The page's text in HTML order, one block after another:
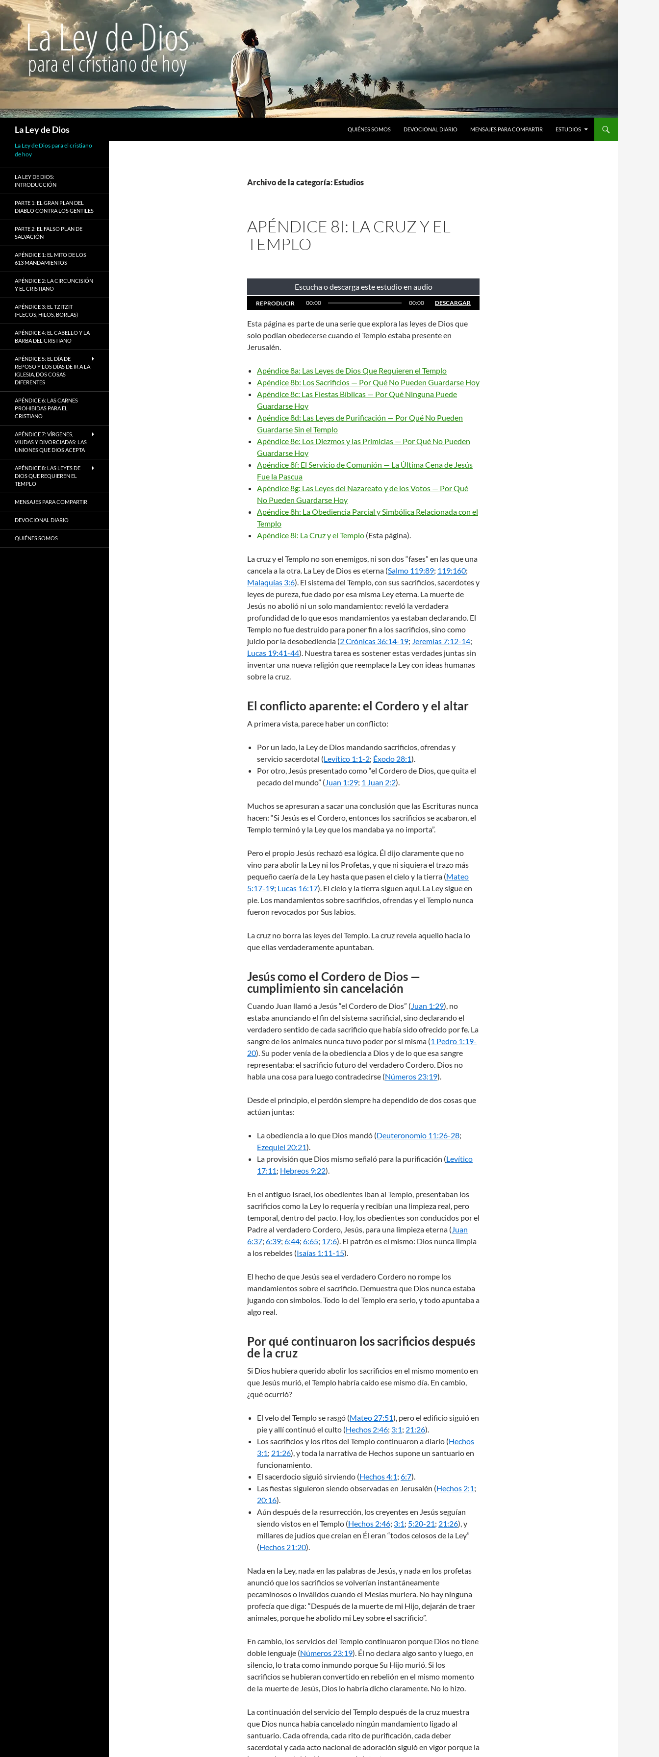
La Ley de Dios
QUIÉNES SOMOS
DEVOCIONAL DIARIO MENSAJES PARA COMPARTIR ESTUDIOS
Archivo de la categoría: Estudios
APÉNDICE 8I: LA CRUZ Y EL
TEMPLO
Escucha o descarga este estudio en audio
REPRODUCIR 00:00 00:00 DESCARGAR
Esta página es parte de una serie que explora las leyes de Dios que
solo podían obedecerse cuando el Templo estaba presente en
Jerusalén.
Apéndice 8a: Las Leyes de Dios Que Requieren el Templo
Apéndice 8b: Los Sacrificios — Por Qué No Pueden Guardarse Hoy
Apéndice 8c: Las Fiestas Bíblicas — Por Qué Ninguna Puede
Guardarse Hoy
Apéndice 8d: Las Leyes de Purificación — Por Qué No Pueden
Guardarse Sin el Templo
Apéndice 8e: Los Diezmos y las Primicias — Por Qué No Pueden
Guardarse Hoy
Apéndice 8f: El Servicio de Comunión — La Última Cena de Jesús
Fue la Pascua
Apéndice 8g: Las Leyes del Nazareato y de los Votos — Por Qué
No Pueden Guardarse Hoy
Apéndice 8h: La Obediencia Parcial y Simbólica Relacionada con el
Templo
Apéndice 8i: La Cruz y el Templo (Esta página).
La cruz y el Templo no son enemigos, ni son dos “fases” en las que una
cancela a la otra. La Ley de Dios es eterna (Salmo 119:89; 119:160;
Malaquías 3:6). El sistema del Templo, con sus sacrificios, sacerdotes y
leyes de pureza, fue dado por esa misma Ley eterna. La muerte de
Jesús no abolió ni un solo mandamiento: reveló la verdadera
profundidad de lo que esos mandamientos ya estaban declarando. El
Templo no fue destruido para poner fin a los sacrificios, sino como
juicio por la desobediencia (2 Crónicas 36:14-19; Jeremías 7:12-14;
Lucas 19:41-44). Nuestra tarea es sostener estas verdades juntas sin
inventar una nueva religión que reemplace la Ley con ideas humanas
sobre la cruz.
El conflicto aparente: el Cordero y el altar
A primera vista, parece haber un conflicto:
Por un lado, la Ley de Dios mandando sacrificios, ofrendas y
servicio sacerdotal (Levítico 1:1-2; Éxodo 28:1).
Por otro, Jesús presentado como “el Cordero de Dios, que quita el
pecado del mundo” (Juan 1:29; 1 Juan 2:2).
Muchos se apresuran a sacar una conclusión que las Escrituras nunca
hacen: “Si Jesús es el Cordero, entonces los sacrificios se acabaron, el
Templo terminó y la Ley que los mandaba ya no importa”.
Pero el propio Jesús rechazó esa lógica. Él dijo claramente que no
vino para abolir la Ley ni los Profetas, y que ni siquiera el trazo más
pequeño caería de la Ley hasta que pasen el cielo y la tierra (Mateo
5:17-19; Lucas 16:17). El cielo y la tierra siguen aquí. La Ley sigue en
pie. Los mandamientos sobre sacrificios, ofrendas y el Templo nunca
fueron revocados por Sus labios.
La cruz no borra las leyes del Templo. La cruz revela aquello hacia lo
que ellas verdaderamente apuntaban.
Jesús como el Cordero de Dios —
cumplimiento sin cancelación
Cuando Juan llamó a Jesús “el Cordero de Dios” (Juan 1:29), no
estaba anunciando el fin del sistema sacrificial, sino declarando el
verdadero sentido de cada sacrificio que había sido ofrecido por fe. La
sangre de los animales nunca tuvo poder por sí misma (1 Pedro 1:19-
20). Su poder venía de la obediencia a Dios y de lo que esa sangre
representaba: el sacrificio futuro del verdadero Cordero. Dios no
habla una cosa para luego contradecirse (Números 23:19).
Desde el principio, el perdón siempre ha dependido de dos cosas que
actúan juntas:
La obediencia a lo que Dios mandó (Deuteronomio 11:26-28;
Ezequiel 20:21).
La provisión que Dios mismo señaló para la purificación (Levítico
17:11; Hebreos 9:22).
En el antiguo Israel, los obedientes iban al Templo, presentaban los
sacrificios como la Ley lo requería y recibían una limpieza real, pero
temporal, dentro del pacto. Hoy, los obedientes son conducidos por el
Padre al verdadero Cordero, Jesús, para una limpieza eterna (Juan
6:37; 6:39; 6:44; 6:65; 17:6). El patrón es el mismo: Dios nunca limpia
a los rebeldes (Isaías 1:11-15).
El hecho de que Jesús sea el verdadero Cordero no rompe los
mandamientos sobre el sacrificio. Demuestra que Dios nunca estaba
jugando con símbolos. Todo lo del Templo era serio, y todo apuntaba a
algo real.
Por qué continuaron los sacrificios después
de la cruz
Si Dios hubiera querido abolir los sacrificios en el mismo momento en
que Jesús murió, el Templo habría caído ese mismo día. En cambio,
¿qué ocurrió?
El velo del Templo se rasgó (Mateo 27:51), pero el edificio siguió en
pie y allí continuó el culto (Hechos 2:46; 3:1; 21:26).
Los sacrificios y los ritos del Templo continuaron a diario (Hechos
3:1; 21:26), y toda la narrativa de Hechos supone un santuario en
funcionamiento.
El sacerdocio siguió sirviendo (Hechos 4:1; 6:7).
Las fiestas siguieron siendo observadas en Jerusalén (Hechos 2:1;
20:16).
Aún después de la resurrección, los creyentes en Jesús seguían
siendo vistos en el Templo (Hechos 2:46; 3:1; 5:20-21; 21:26), y
millares de judíos que creían en Él eran “todos celosos de la Ley”
(Hechos 21:20).
Nada en la Ley, nada en las palabras de Jesús, y nada en los profetas
anunció que los sacrificios se volverían instantáneamente
pecaminosos o inválidos cuando el Mesías muriera. No hay ninguna
profecía que diga: “Después de la muerte de mi Hijo, dejarán de traer
animales, porque he abolido mi Ley sobre el sacrificio”.
En cambio, los servicios del Templo continuaron porque Dios no tiene
doble lenguaje (Números 23:19). Él no declara algo santo y luego, en
silencio, lo trata como inmundo porque Su Hijo murió. Si los
sacrificios se hubieran convertido en rebelión en el mismo momento
de la muerte de Jesús, Dios lo habría dicho claramente. No lo hizo.
La continuación del servicio del Templo después de la cruz muestra
que Dios nunca había cancelado ningún mandamiento ligado al
santuario. Cada ofrenda, cada rito de purificación, cada deber
sacerdotal y cada acto nacional de adoración siguió en vigor porque la
La Ley de Dios para el cristiano
de hoy
LA LEY DE DIOS:
INTRODUCCIÓN
PARTE 1: EL GRAN PLAN DEL
DIABLO CONTRA LOS GENTILES
PARTE 2: EL FALSO PLAN DE
SALVACIÓN
APÉNDICE 1: EL MITO DE LOS
613 MANDAMIENTOS
APÉNDICE 2: LA CIRCUNCISIÓN
Y EL CRISTIANO
APÉNDICE 3: EL TZITZIT
(FLECOS, HILOS, BORLAS)
APÉNDICE 4: EL CABELLO Y LA
BARBA DEL CRISTIANO
APÉNDICE 5: EL DÍA DE
REPOSO Y LOS DÍAS DE IR A LA
IGLESIA, DOS COSAS
DIFERENTES
APÉNDICE 6: LAS CARNES
PROHIBIDAS PARA EL
CRISTIANO
APÉNDICE 7: VÍRGENES,
VIUDAS Y DIVORCIADAS: LAS
UNIONES QUE DIOS ACEPTA
APÉNDICE 8: LAS LEYES DE
DIOS QUE REQUIEREN EL
TEMPLO
MENSAJES PARA COMPARTIR
DEVOCIONAL DIARIO
QUIÉNES SOMOS